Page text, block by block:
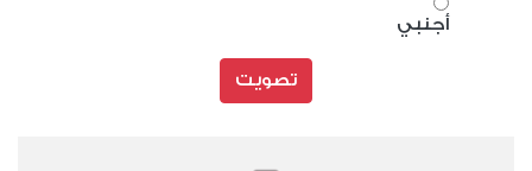
أجنبي
تصويت